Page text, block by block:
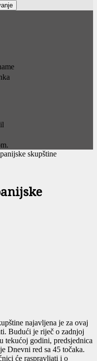
skupštine
najavljena je za ovaj
Budući je riječ o zadnjoj
tekućoj godini, predsjednica
Dnevni red sa 45 točaka.
će raspravljati i o